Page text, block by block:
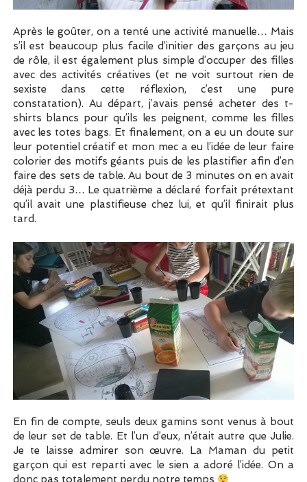
Après le goûter, on a tenté une activité manuelle… Mais
s’il est beaucoup plus facile d’initier des garçons au jeu
de rôle, il est également plus simple d’occuper des filles
avec des activités créatives (et ne voit surtout rien de
sexiste dans cette réflexion, c’est une pure
constatation). Au départ, j’avais pensé acheter des t-
shirts blancs pour qu’ils les peignent, comme les filles
avec les totes bags. Et finalement, on a eu un doute sur
leur potentiel créatif et mon mec a eu l’idée de leur faire
colorier des motifs géants puis de les plastifier afin d’en
faire des sets de table. Au bout de 3 minutes on en avait
déjà perdu 3… Le quatrième a déclaré forfait prétextant
qu’il avait une plastifieuse chez lui, et qu’il finirait plus
tard.
En fin de compte, seuls deux gamins sont venus à bout
de leur set de table. Et l’un d’eux, n’était autre que Julie.
Je te laisse admirer son œuvre. La Maman du petit
garçon qui est reparti avec le sien a adoré l’idée. On a
donc pas totalement perdu notre temps